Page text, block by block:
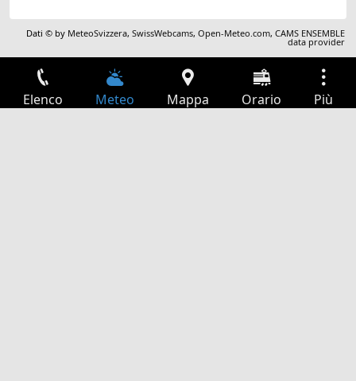
Dati © by MeteoSvizzera,SwissWebcams,Open-Meteo.com,CAMS ENSEMBLE
data provider
Elenco Meteo Mappa Orario Più